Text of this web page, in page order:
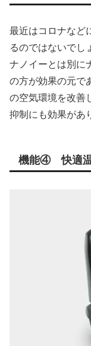
最近はコロナなど
るのではないでし
ナノイーとは別に
の方が効果の元で
の空気環境を改善
抑制にも効果があ
機能④ 快適温